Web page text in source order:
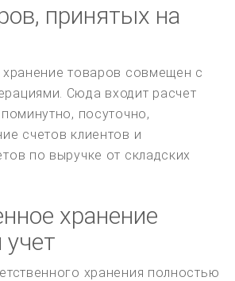
принятых на
хранение товаров совмещен с
Сюда входит расчет
посуточно,
счетов клиентов и
по выручке от складских
хранение
учет
хранения полностью